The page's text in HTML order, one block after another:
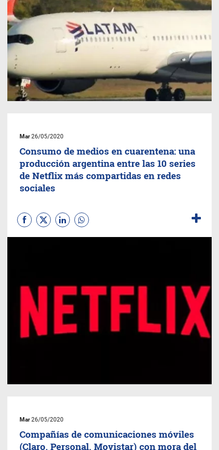
Mar26/05/2020
Consumo de medios en cuarentena: una
producción argentina entre las 10 series
de Netflix más compartidas en redes
sociales
Mar26/05/2020
Compañías de comunicaciones móviles
(Claro, Personal, Movistar) con mora del